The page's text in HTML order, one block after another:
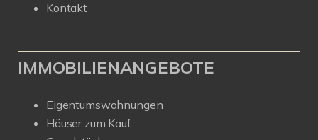
Kontakt
IMMOBILIENANGEBOTE
Eigentumswohnungen
Häuser zum Kauf